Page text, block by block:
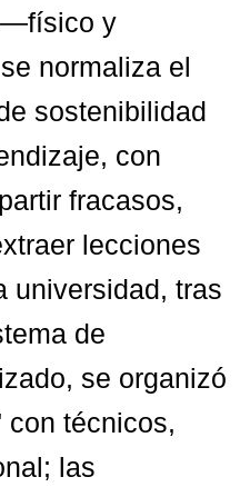
—físico y
normaliza el
sostenibilidad
con
fracasos,
lecciones
universidad, tras
de
se organizó
con técnicos,
las